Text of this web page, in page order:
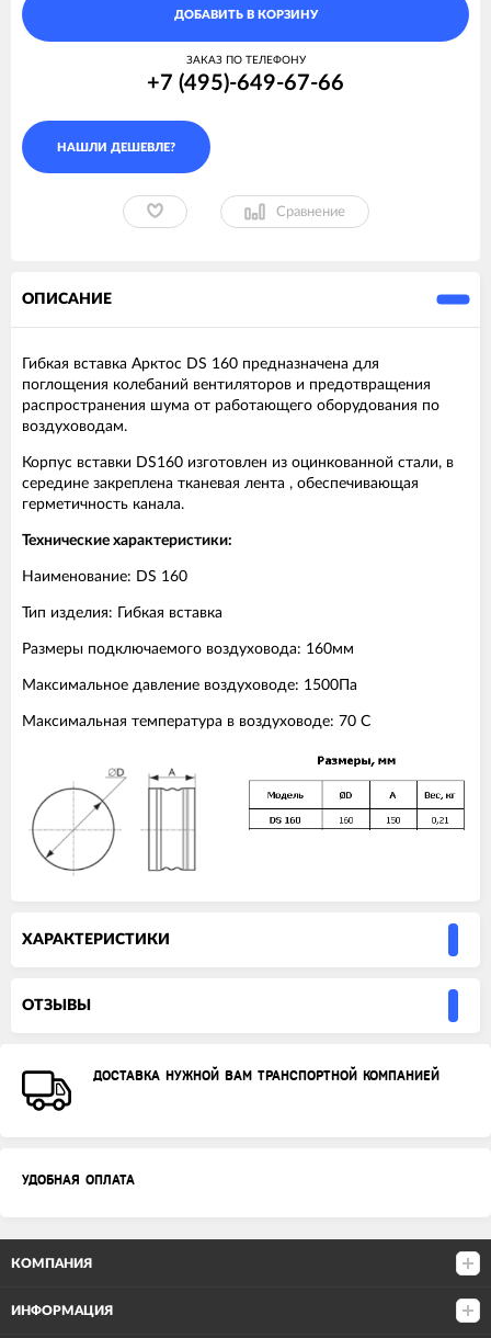
ДОБАВИТЬ В КОРЗИНУ
ЗАКАЗ ПО ТЕЛЕФОНУ
+7 (495)-649-67-66
Сравнение
ОПИСАНИЕ
Гибкая вставка Арктос DS 160 предназначена для
поглощения колебаний вентиляторов и предотвращения
распространения шума от работающего оборудования по
воздуховодам.
Корпус вставки DS160 изготовлен из оцинкованной стали, в
середине закреплена тканевая лента , обеспечивающая
герметичность канала.
Технические характеристики:
Наименование: DS 160
Тип изделия: Гибкая вставка
Размеры подключаемого воздуховода: 160мм
Максимальное давление воздуховоде: 1500Па
Максимальная температура в воздуховоде: 70 С
ХАРАКТЕРИСТИКИ
ОТЗЫВЫ
ДОСТАВКА НУЖНОЙ ВАМ ТРАНСПОРТНОЙ КОМПАНИЕЙ
УДОБНАЯ ОПЛАТА
КОМПАНИЯ
ИНФОРМАЦИЯ